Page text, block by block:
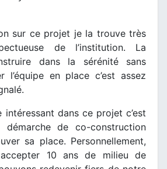
sur ce projet je la trouve très
de l’institution. La
dans la sérénité sans
l’équipe en place c’est assez
dans ce projet c’est
de co-construction
sa place. Personnellement,
10 ans de milieu de